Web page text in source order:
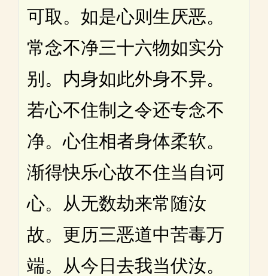
可取。如是心则生厌恶。
常念不净三十六物如实分
别。内身如此外身不异。
若心不住制之令还专念不
净。心住相者身体柔软。
渐得快乐心故不住当自诃
心。从无数劫来常随汝
故。更历三恶道中苦毒万
端。从今日去我当伏汝。